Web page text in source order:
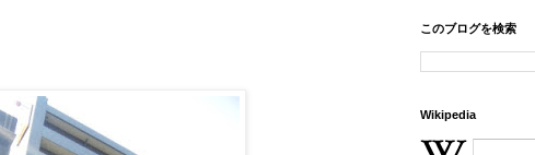
このブログを検索
Wikipedia